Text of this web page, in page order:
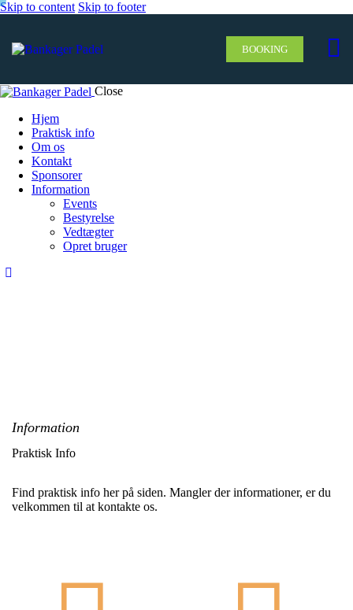
Skip to content Skip to footer
BOOKING
Close
Hjem
Praktisk info
Om os
Kontakt
Sponsorer
Information
Events
Bestyrelse
Vedtægter
Opret bruger
Information
Praktisk Info
Find praktisk info her på siden. Mangler der informationer, er du
velkommen til at kontakte os.